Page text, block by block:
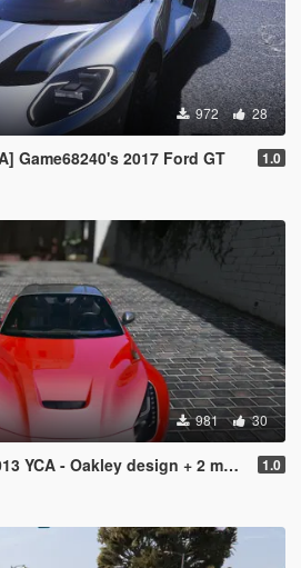
972 28
Game68240's 2017 Ford GT 1.0
981 30
- Oakley design + 2 more PJ's 1.0